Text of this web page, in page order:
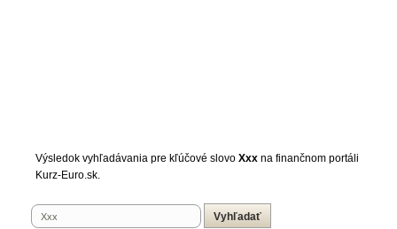
Výsledok vyhľadávania pre kľúčové slovo Xxx na finančnom portáli
Kurz-Euro.sk.